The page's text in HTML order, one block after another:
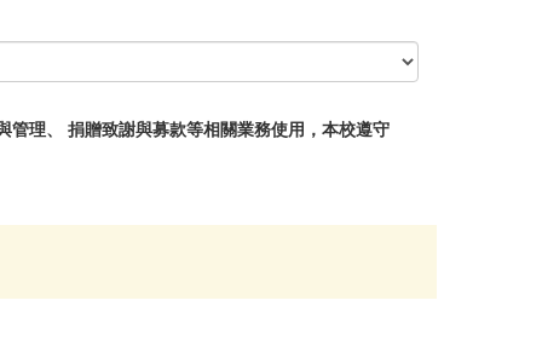
理、 捐贈致謝與募款等相關業務使用，本校遵守